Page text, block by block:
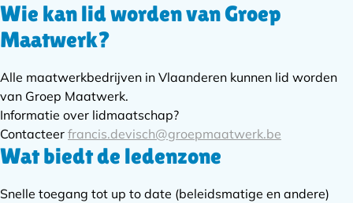
Subnavigatie
Wie kan lid worden van Groep
Maatwerk?
Alle maatwerkbedrijven in Vlaanderen kunnen lid worden
van Groep Maatwerk.
Informatie over lidmaatschap?
Contacteer francis.devisch@groepmaatwerk.be
Wat biedt de ledenzone
Snelle toegang tot up to date (beleidsmatige en andere)